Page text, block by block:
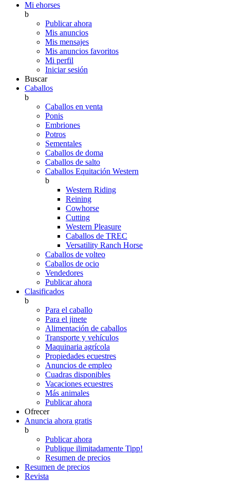
Mi ehorses
b
Publicar ahora
Mis anuncios
Mis mensajes
Mis anuncios favoritos
Mi perfil
Iniciar sesión
Buscar
Caballos
b
Caballos en venta
Ponis
Embriones
Potros
Sementales
Caballos de doma
Caballos de salto
Caballos Equitación Western
b
Western Riding
Reining
Cowhorse
Cutting
Western Pleasure
Caballos de TREC
Versatility Ranch Horse
Caballos de volteo
Caballos de ocio
Vendedores
Publicar ahora
Clasificados
b
Para el caballo
Para el jinete
Alimentación de caballos
Transporte y vehículos
Maquinaria agrícola
Propiedades ecuestres
Anuncios de empleo
Cuadras disponibles
Vacaciones ecuestres
Más animales
Publicar ahora
Ofrecer
Anuncia ahora gratis
b
Publicar ahora
Publique ilimitadamente Tipp!
Resumen de precios
Resumen de precios
Revista